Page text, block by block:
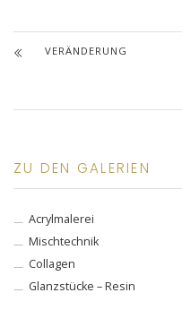
VERÄNDERUNG
ZU DEN GALERIEN
Acrylmalerei
Mischtechnik
Collagen
Glanzstücke – Resin